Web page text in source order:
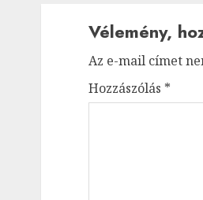
Vélemény,
Az e-mail címet
Hozzászólás *